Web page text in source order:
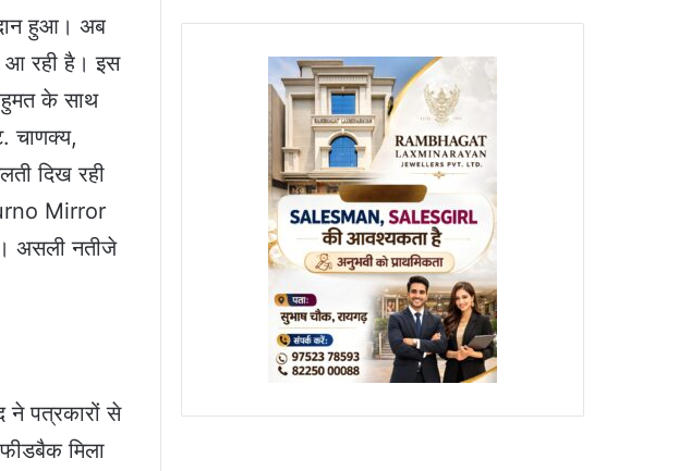
हुआ। अब
आ रही है। इस
के साथ
चाणक्य,
दिख रही
Mirror
असली नतीजे
ने पत्रकारों से
मिला